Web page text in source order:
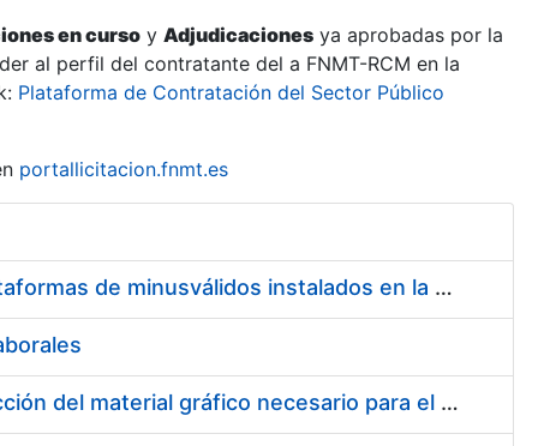
en curso y Adjudicaciones ya aprobadas por la
al perfil del contratante del a FNMT-RCM en la
Plataforma de Contratación del Sector Público
portallicitacion.fnmt.es
Servicio de Mantenimiento de los ascensores, montacargas y plataformas de minusválidos instalados en la FNMT-RCM
Suscripción de acuerdo marco para el servicio de diseño y producción del material gráfico necesario para el desarrollo de la actividad comercial, institucional y cultural de la entidad pública empresarial Fábrica Nacional de Moneda y Timbre-Real Casa de la Moneda (FNMT-RCM)